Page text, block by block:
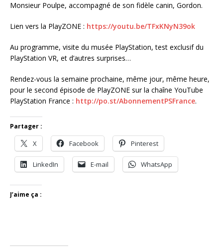
Monsieur Poulpe, accompagné de son fidèle canin, Gordon.
Lien vers la PlayZONE : https://youtu.be/TFxKNyN39ok
Au programme, visite du musée PlayStation, test exclusif du
PlayStation VR, et d’autres surprises…
Rendez-vous la semaine prochaine, même jour, même heure,
pour le second épisode de PlayZONE sur la chaîne YouTube
PlayStation France : http://po.st/AbonnementPSFrance.
Partager :
X Facebook Pinterest
LinkedIn E-mail WhatsApp
J’aime ça :